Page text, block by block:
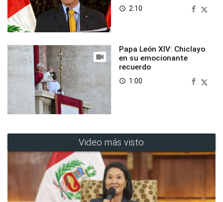
access_time 2:10
Papa León XIV: Chiclayo
en su emocionante
recuerdo
access_time 1:00
Video más visto